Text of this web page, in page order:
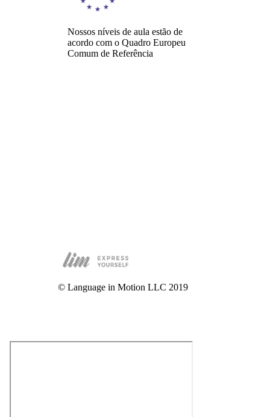
Nossos níveis de aula estão de
acordo com o Quadro Europeu
Comum de Referência
© Language in Motion LLC 2019